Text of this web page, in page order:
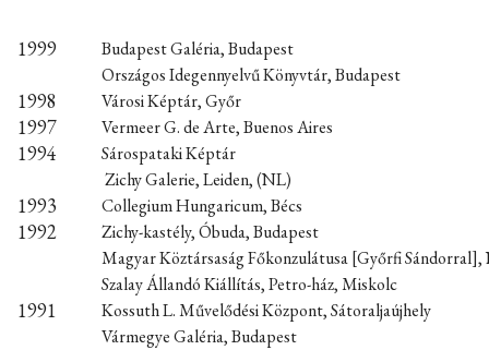
1999
Budapest Galéria, Budapest
Országos Idegennyelvű Könyvtár, Budapest
1998 Városi Képtár, Győr
1997 Vermeer G. de Arte, Buenos Aires
1994
Sárospataki Képtár
Zichy Galerie, Leiden, (NL)
1993 Collegium Hungaricum, Bécs
1992
Zichy-kastély, Óbuda, Budapest
Magyar Köztársaság Főkonzulátusa [Győrfi Sándorral],
Szalay Állandó Kiállítás, Petro-ház, Miskolc
1991
Kossuth L. Művelődési Központ, Sátoraljaújhely
Vármegye Galéria, Budapest